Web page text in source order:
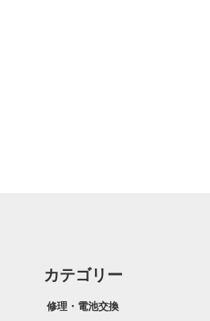
カテゴリー
修理・電池交換